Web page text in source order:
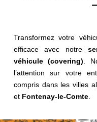
Transformez votre
efficace avec notre
véhicule(covering).
l’attention sur votre
compris dans les villes
et Fontenay-le-Comte.